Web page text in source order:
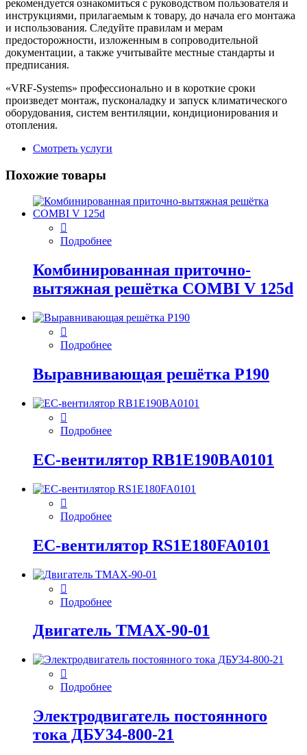
рекомендуется ознакомиться с руководством пользователя и
инструкциями, прилагаемым к товару, до начала его монтажа
и использования. Следуйте правилам и мерам
предосторожности, изложенным в сопроводительной
документации, а также учитывайте местные стандарты и
предписания.
«VRF-Systems» профессионально и в короткие сроки
произведет монтаж, пусконаладку и запуск климатического
оборудования, систем вентиляции, кондиционирования и
отопления.
Смотреть услуги
Похожие товары
Подробнее
Комбинированная приточно-
вытяжная решётка COMBI V 125d
Подробнее
Выравнивающая решётка P190
Подробнее
EC-вентилятор RB1E190BA0101
Подробнее
EC-вентилятор RS1E180FA0101
Подробнее
Двигатель ТМАХ-90-01
Подробнее
Электродвигатель постоянного
тока ДБУ34‑800‑21